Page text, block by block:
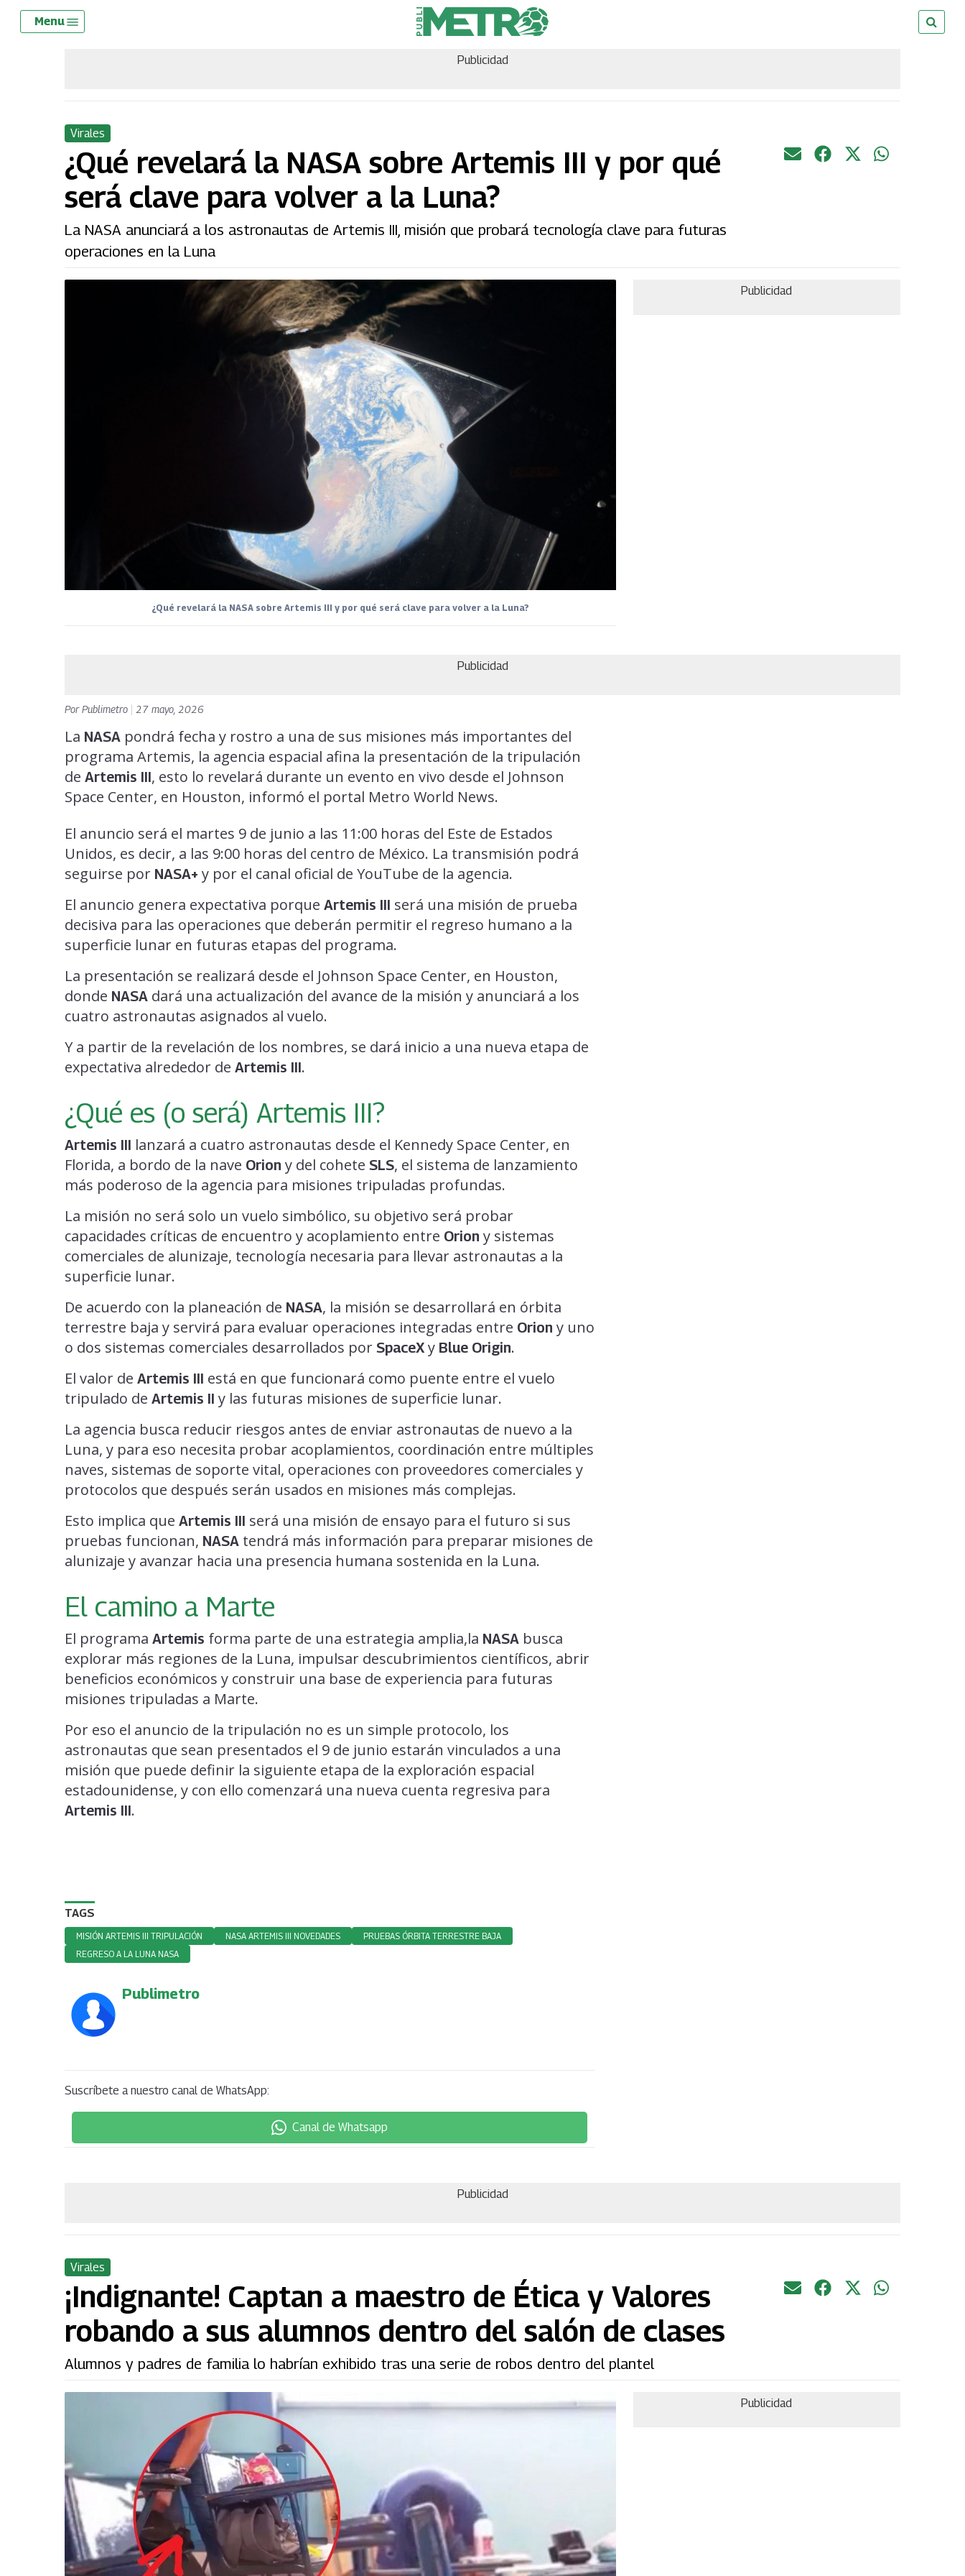
Skip
Menu
Publicidad
Virales
¿Qué revelará la NASA sobre Artemis III y por qué
será clave para volver a la Luna?
La NASA anunciará a los astronautas de Artemis III, misión que probará tecnología clave para futuras
operaciones en la Luna
¿Qué revelará la NASA sobre Artemis III y por qué será clave para volver a la Luna?
Publicidad
Publicidad
PorPublimetro 27 mayo, 2026
La NASA pondrá fecha y rostro a una de sus misiones más importantes del
programa Artemis, la agencia espacial afina la presentación de la tripulación
de Artemis III, esto lo revelará durante un evento en vivo desde el Johnson
Space Center, en Houston, informó el portal Metro World News.
El anuncio será el martes 9 de junio a las 11:00 horas del Este de Estados
Unidos, es decir, a las 9:00 horas del centro de México. La transmisión podrá
seguirse por NASA+ y por el canal oficial de YouTube de la agencia.
El anuncio genera expectativa porque Artemis III será una misión de prueba
decisiva para las operaciones que deberán permitir el regreso humano a la
superficie lunar en futuras etapas del programa.
La presentación se realizará desde el Johnson Space Center, en Houston,
donde NASA dará una actualización del avance de la misión y anunciará a los
cuatro astronautas asignados al vuelo.
Y a partir de la revelación de los nombres, se dará inicio a una nueva etapa de
expectativa alrededor de Artemis III.
¿Qué es (o será) Artemis III?
Artemis III lanzará a cuatro astronautas desde el Kennedy Space Center, en
Florida, a bordo de la nave Orion y del cohete SLS, el sistema de lanzamiento
más poderoso de la agencia para misiones tripuladas profundas.
La misión no será solo un vuelo simbólico, su objetivo será probar
capacidades críticas de encuentro y acoplamiento entre Orion y sistemas
comerciales de alunizaje, tecnología necesaria para llevar astronautas a la
superficie lunar.
De acuerdo con la planeación de NASA, la misión se desarrollará en órbita
terrestre baja y servirá para evaluar operaciones integradas entre Orion y uno
o dos sistemas comerciales desarrollados por SpaceX y Blue Origin.
El valor de Artemis III está en que funcionará como puente entre el vuelo
tripulado de Artemis II y las futuras misiones de superficie lunar.
La agencia busca reducir riesgos antes de enviar astronautas de nuevo a la
Luna, y para eso necesita probar acoplamientos, coordinación entre múltiples
naves, sistemas de soporte vital, operaciones con proveedores comerciales y
protocolos que después serán usados en misiones más complejas.
Esto implica que Artemis III será una misión de ensayo para el futuro si sus
pruebas funcionan, NASA tendrá más información para preparar misiones de
alunizaje y avanzar hacia una presencia humana sostenida en la Luna.
El camino a Marte
El programa Artemis forma parte de una estrategia amplia,la NASA busca
explorar más regiones de la Luna, impulsar descubrimientos científicos, abrir
beneficios económicos y construir una base de experiencia para futuras
misiones tripuladas a Marte.
Por eso el anuncio de la tripulación no es un simple protocolo, los
astronautas que sean presentados el 9 de junio estarán vinculados a una
misión que puede definir la siguiente etapa de la exploración espacial
estadounidense, y con ello comenzará una nueva cuenta regresiva para
Artemis III.
TAGS
MISIÓN ARTEMIS III TRIPULACIÓN NASA ARTEMIS III NOVEDADES
PRUEBAS ÓRBITA TERRESTRE BAJA
REGRESO A LA LUNA NASA
Publimetro
Suscríbete a nuestro canal de WhatsApp:
Canal de Whatsapp
Publicidad
Virales
¡Indignante! Captan a maestro de Ética y Valores
robando a sus alumnos dentro del salón de clases
Alumnos y padres de familia lo habrían exhibido tras una serie de robos dentro del plantel
Publicidad
Menu